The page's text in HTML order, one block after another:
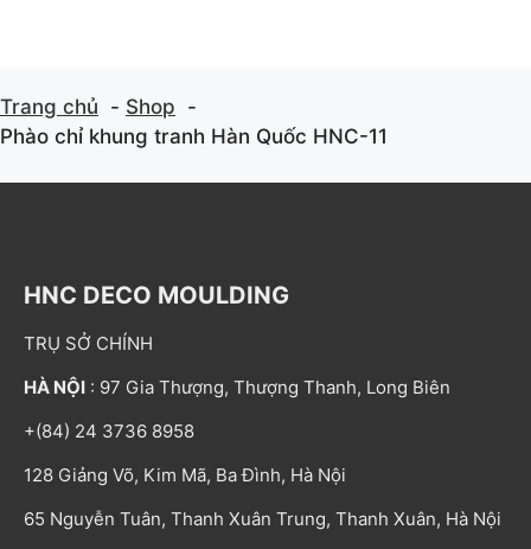
Trang chủ
Shop
Phào chỉ khung tranh Hàn Quốc HNC-11
HNC DECO MOULDING
TRỤ SỞ CHÍNH
HÀ NỘI : 97 Gia Thượng, Thượng Thanh, Long Biên
+(84) 24 3736 8958
128 Giảng Võ, Kim Mã, Ba Đình, Hà Nội
65 Nguyễn Tuân, Thanh Xuân Trung, Thanh Xuân, Hà Nội